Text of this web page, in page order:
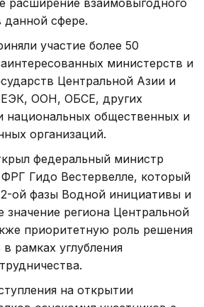
данной сфере.
участие более 50
министерств и
Центральной Азии и
ЕЭК, ООН, ОБСЕ, других
общественных и
организаций.
федеральный министр
Гидо Вестервелле, который
2-ой фазы Водной инициативы и
значение региона Центральной
приоритетную роль решения
рамках углубления
на открытии